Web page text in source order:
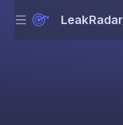
Menu LeakRadar